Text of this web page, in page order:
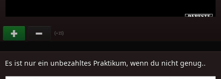
(+15)
Es ist nur ein unbezahltes Praktikum, wenn du nicht genug..